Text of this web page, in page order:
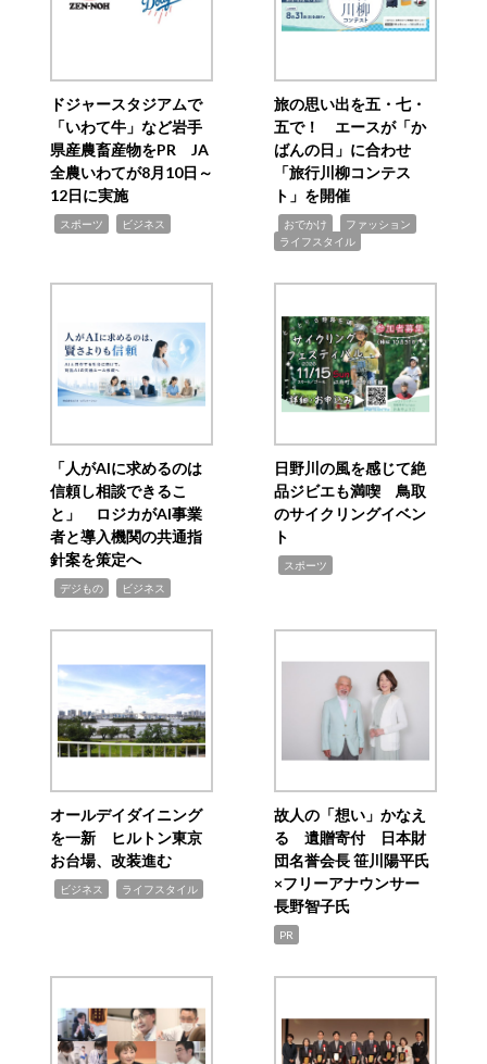
ドジャースタジアムで
「いわて牛」など岩手
県産農畜産物をPR JA
全農いわてが8月10日～
12日に実施
スポーツ ビジネス
旅の思い出を五・七・
五で！ エースが「か
ばんの日」に合わせ
「旅行川柳コンテス
ト」を開催
おでかけ ファッション
ライフスタイル
「人がAIに求めるのは
信頼し相談できるこ
と」 ロジカがAI事業
者と導入機関の共通指
針案を策定へ
デジもの ビジネス
日野川の風を感じて絶
品ジビエも満喫 鳥取
のサイクリングイベン
ト
スポーツ
オールデイダイニング
を一新 ヒルトン東京
お台場、改装進む
ビジネス ライフスタイル
故人の「想い」かなえ
る 遺贈寄付 日本財
団名誉会長 笹川陽平氏
×フリーアナウンサー
長野智子氏
PR